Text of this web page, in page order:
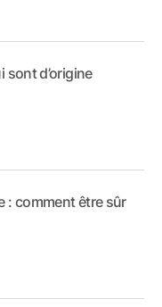
sont d’origine
: comment être sûr